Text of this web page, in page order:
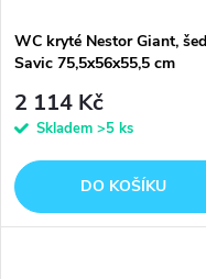
WC kryté Nestor Giant,
Savic 75,5x56x55,5 cm
2 114 Kč
Skladem >5 ks
DO KOŠÍKU